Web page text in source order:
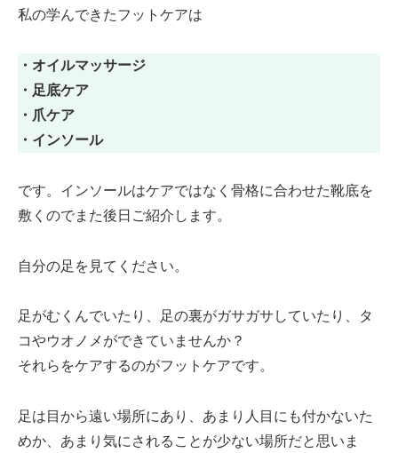
私の学んできたフットケアは
・オイルマッサージ
・足底ケア
・爪ケア
・インソール
です。インソールはケアではなく骨格に合わせた靴底を
敷くのでまた後日ご紹介します。
自分の足を見てください。
足がむくんでいたり、足の裏がガサガサしていたり、タ
コやウオノメができていませんか？
それらをケアするのがフットケアです。
足は目から遠い場所にあり、あまり人目にも付かないた
めか、あまり気にされることが少ない場所だと思いま